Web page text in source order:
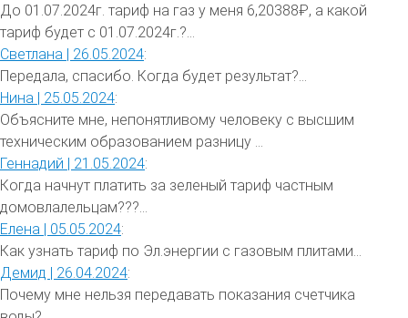
До 01.07.2024г. тариф на газ у меня 6,20388₽, а какой
тариф будет с 01.07.2024г.?...
Светлана | 26.05.2024:
Передала, спасибо. Когда будет результат?...
Нина | 25.05.2024:
Объясните мне, непонятливому человеку с высшим
техническим образованием разницу ...
Геннадий | 21.05.2024:
Когда начнут платить за зеленый тариф частным
домовлалельцам???...
Елена | 05.05.2024:
Как узнать тариф по Эл.энергии с газовым плитами...
Демид | 26.04.2024:
Почему мне нельзя передавать показания счетчика